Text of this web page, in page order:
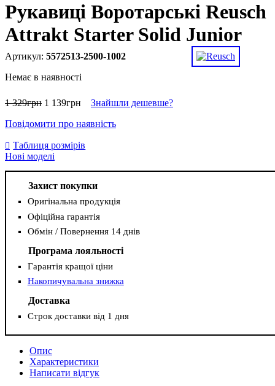
Рукавиці Воротарські Reusch
Attrakt Starter Solid Junior
5572513-2500-1002
Немає в наявності
1 329грн 1 139грн
Знайшли дешевше?
Повідомити про наявність
Таблиця розмірів
Нові моделі
Захист покупки
Оригінальна продукція
Офіційна гарантія
Обмін / Повернення 14 днів
Програма лояльності
Гарантія кращої ціни
Накопичувальна знижка
Доставка
Строк доставки від 1 дня
Опис
Характеристики
Написати відгук